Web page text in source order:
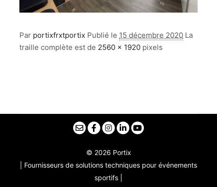
Par portixfrxtportix Publié le 15 décembre 2020 La
traille complète est de 2560 × 1920 pixels
© 2026 Portix
| Fournisseurs de solutions techniques pour événements
sportifs |